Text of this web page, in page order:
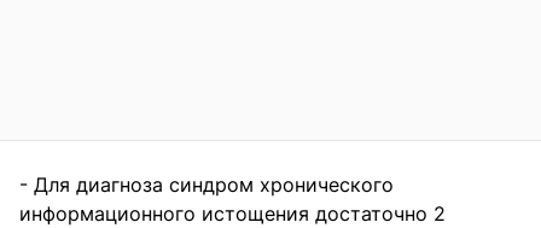
- Для диагноза синдром хронического
информационного истощения достаточно 2